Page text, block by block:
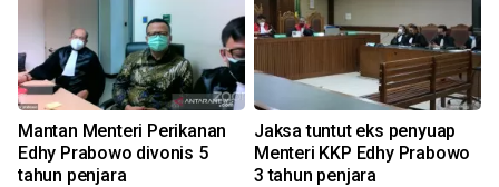
Mantan Menteri Perikanan
Edhy Prabowo divonis 5
tahun penjara
Jaksa tuntut eks penyuap
Menteri KKP Edhy Prabowo
3 tahun penjara